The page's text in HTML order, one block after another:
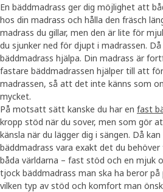
En bäddmadrass ger dig möjlighet att
hos din madrass och hålla den fräsch
madrass du gillar, men den är lite för
du sjunker ned för djupt i madrassen.
bäddmadrass hjälpa. Din madrass är
fastare bäddmadrassen hjälper till att
madrassen, så att det inte känns som
mycket.
På motsatt sätt kanske du har en fast
kropp stöd när du sover, men som gör
känsla när du lägger dig i sängen. Då
bäddmadrass vara exakt det du
båda världarna – fast stöd och en mjuk
tjock bäddmadrass man ska ha beror
vilken typ av stöd och komfort man